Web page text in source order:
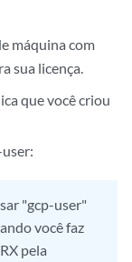
máquina com
sua licença.
que você criou
"gcp-user"
você faz
pela